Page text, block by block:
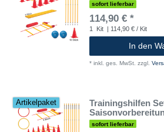
sofort lieferbar
114,90 € *
1 Kit | 114,90 € / Kit
In den
* inkl. ges. MwSt. zzgl.
Artikelpaket
Trainingshilfen
sofort lieferbar